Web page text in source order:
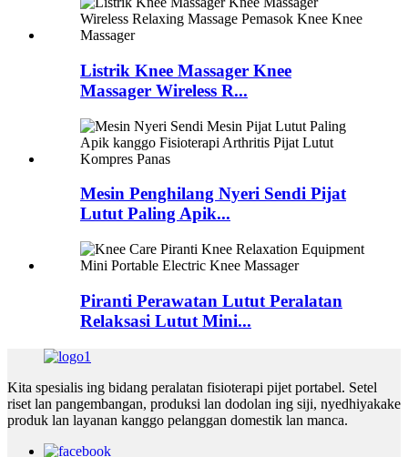
Listrik Knee Massager Knee
Massager Wireless R...
Mesin Penghilang Nyeri Sendi Pijat
Lutut Paling Apik...
Piranti Perawatan Lutut Peralatan
Relaksasi Lutut Mini...
Kita spesialis ing bidang peralatan fisioterapi pijet portabel. Setel
riset lan pangembangan, produksi lan dodolan ing siji, nyedhiyakake
produk lan layanan kanggo pelanggan domestik lan manca.